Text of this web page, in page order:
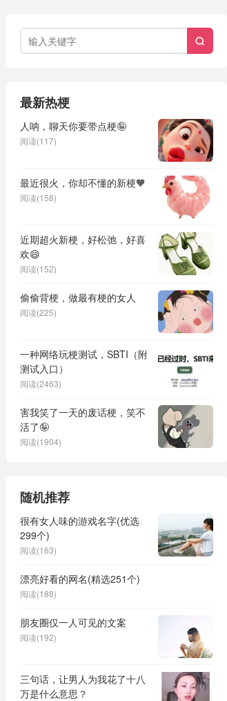

最新热梗
人呐，聊天你要带点梗🤪
阅读(117)
最近很火，你却不懂的新梗🧡
阅读(158)
近期超火新梗，好松弛，好喜
欢😄
阅读(152)
偷偷背梗，做最有梗的女人
阅读(225)
一种网络玩梗测试，SBTI（附
测试入口）
阅读(2463)
害我笑了一天的废话梗，笑不
活了🤪
阅读(1904)
随机推荐
很有女人味的游戏名字(优选
299个)
阅读(163)
漂亮好看的网名(精选251个)
阅读(188)
朋友圈仅一人可见的文案
阅读(192)
三句话，让男人为我花了十八
万是什么意思？